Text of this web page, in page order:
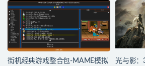
街机经典游戏整合包-MAME模拟
光与影：